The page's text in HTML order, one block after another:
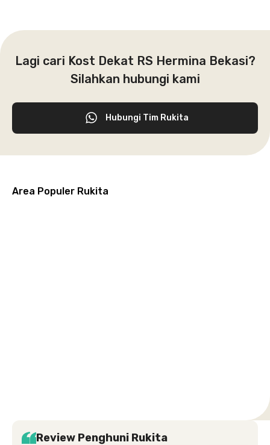
Lagi cari Kost Dekat RS Hermina Bekasi?
Silahkan hubungi kami
Hubungi Tim Rukita
Area Populer Rukita
Review Penghuni Rukita